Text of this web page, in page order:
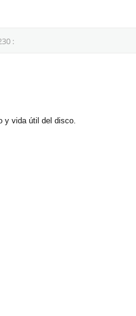
:
y vida útil del disco.